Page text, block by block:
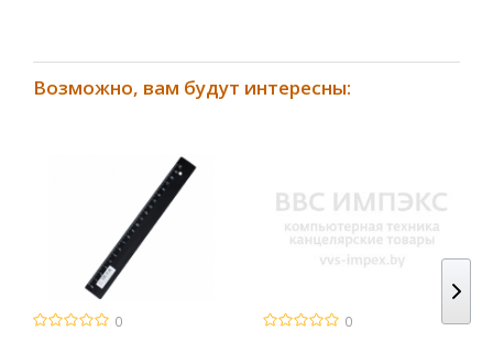
Возможно, вам будут интересны:
0 0